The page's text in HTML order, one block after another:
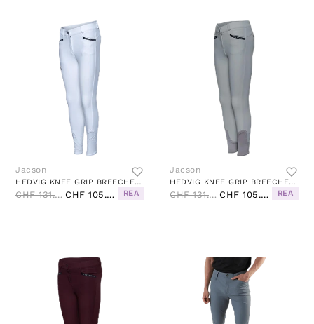
Jacson
HEDVIG KNEE GRIP BREECHES WHITE
CHF 131.00 CHF 105.00 REA
Jacson
HEDVIG KNEE GRIP BREECHES BEIGE
CHF 131.00 CHF 105.00 REA